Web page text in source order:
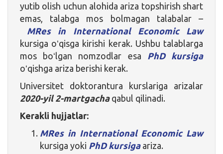
yutib olish uchun alohida ariza topshirish shart
emas, talabga mos bolmagan talabalar –
MRes in International Economic Law
kursiga oʻqisga kirishi kerak. Ushbu talablarga
mos boʻlgan nomzodlar esa
PhD kursiga
oʻqishga ariza berishi kerak.
Universitet doktorantura kurslariga arizalar
2020-yil 2-martgachaqabul qilinadi.
Kerakli hujjatlar:
MRes in International Economic Law
kursiga yoki PhD kursigaariza.